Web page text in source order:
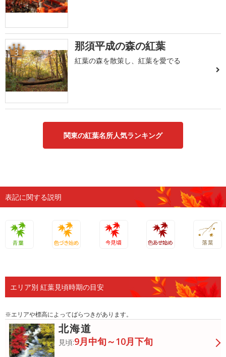
3 那須平成の森の紅葉
紅葉の森を散策し、紅葉を愛でる
関東の紅葉名所人気ランキング
表記に関する説明
エリア別 紅葉見頃時期の目安
※エリアや標高によってばらつきがあります。
北海道
見頃:9月中旬～10月下旬